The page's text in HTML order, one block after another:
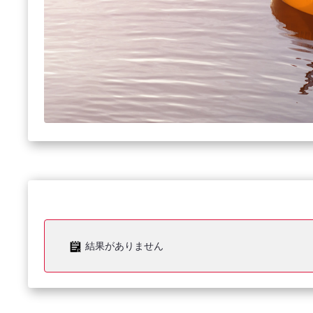
結果がありません